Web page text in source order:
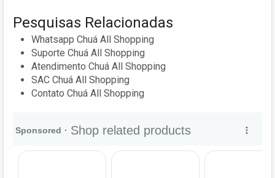
Pesquisas Relacionadas
Whatsapp Chuá All Shopping
Suporte Chuá All Shopping
Atendimento Chuá All Shopping
SAC Chuá All Shopping
Contato Chuá All Shopping